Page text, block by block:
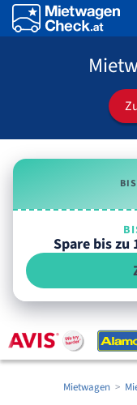
Spare bis zu
Mietwagen